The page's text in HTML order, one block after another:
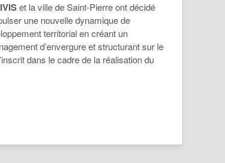
et la ville de Saint-Pierre ont décidé
une nouvelle dynamique de
territorial en créant un
d’envergure et structurant sur le
dans le cadre de la réalisation du